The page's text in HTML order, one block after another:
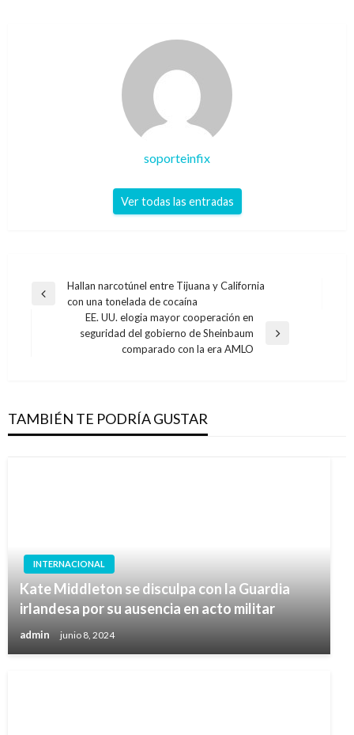
soporteinfix
Ver todas las entradas
Navegación
entradas
Entrada
Hallan narcotúnel entre Tijuana y California
con una tonelada de cocaína
Entrada
EE. UU. elogia mayor cooperación en
seguridad del gobierno de Sheinbaum
comparado con la era AMLO
TAMBIÉN TE PODRÍA GUSTAR
INTERNACIONAL
Kate Middleton se disculpa con la Guardia
irlandesa por su ausencia en acto militar
admin junio 8, 2024